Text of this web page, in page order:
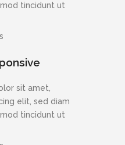
tincidunt ut
sit amet,
elit, sed diam
tincidunt ut